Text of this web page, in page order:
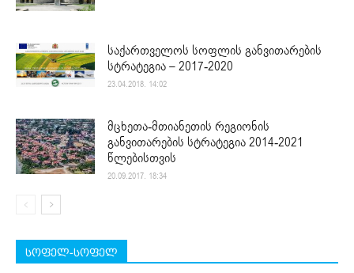
საქართველოს სოფლის განვითარების
სტრატეგია – 2017-2020
23.04.2018. 14:02
მცხეთა-მთიანეთის რეგიონის
განვითარების სტრატეგია 2014-2021
წლებისთვის
20.09.2017. 18:34
სოფელ-სოფელ